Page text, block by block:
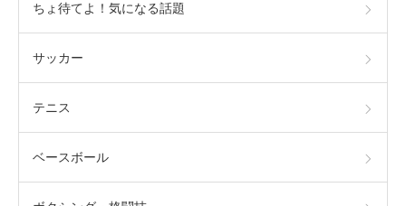
ちょ待てよ！気になる話題
サッカー
テニス
ベースボール